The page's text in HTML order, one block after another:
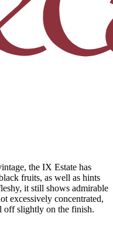
the IX Estate has
fruits, as well as hints
it still shows admirable
excessively concentrated,
off slightly on the finish.